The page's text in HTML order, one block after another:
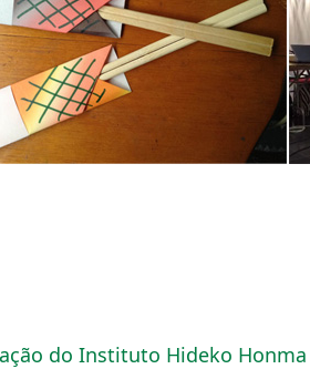
do Instituto Hideko